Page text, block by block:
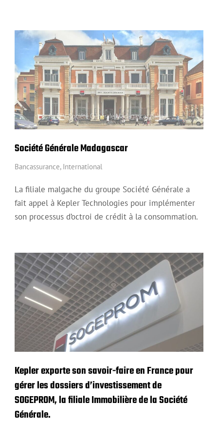
Société Générale Madagascar
Bancassurance, International
La filiale malgache du groupe Société Générale a
fait appel à Kepler Technologies pour implémenter
son processus d’octroi de crédit à la consommation.
Kepler exporte son savoir-faire en France pour
gérer les dossiers d’investissement de
SOGEPROM, la filiale Immobilière de la Société
Générale.